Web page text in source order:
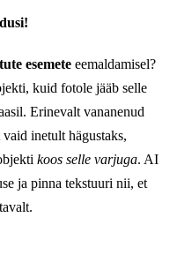
esemete eemaldamisel?
kuid fotole jääb selle
Erinevalt vananenud
inetult hägustaks,
koos selle varjuga. AI
ja pinna tekstuuri nii, et